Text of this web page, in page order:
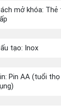
mở khóa:
tạo: Inox
Pin AA (tuổi